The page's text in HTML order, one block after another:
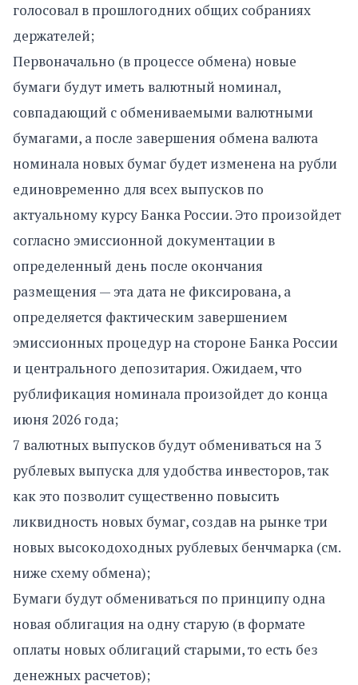
голосовал в прошлогодних общих собраниях
держателей;
Первоначально (в процессе обмена) новые
бумаги будут иметь валютный номинал,
совпадающий с обмениваемыми валютными
бумагами, а после завершения обмена валюта
номинала новых бумаг будет изменена на рубли
единовременно для всех выпусков по
актуальному курсу Банка России. Это произойдет
согласно эмиссионной документации в
определенный день после окончания
размещения — эта дата не фиксирована, а
определяется фактическим завершением
эмиссионных процедур на стороне Банка России
и центрального депозитария. Ожидаем, что
рублификация номинала произойдет до конца
июня 2026 года;
7 валютных выпусков будут обмениваться на 3
рублевых выпуска для удобства инвесторов, так
как это позволит существенно повысить
ликвидность новых бумаг, создав на рынке три
новых высокодоходных рублевых бенчмарка (см.
ниже схему обмена);
Бумаги будут обмениваться по принципу одна
новая облигация на одну старую (в формате
оплаты новых облигаций старыми, то есть без
денежных расчетов);